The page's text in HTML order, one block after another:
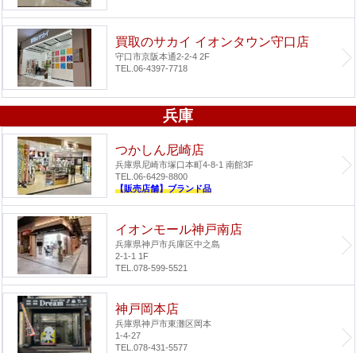
買取のサカイ イオンタウン守口店
守口市京阪本通2-2-4 2F
TEL.06-4397-7718
兵庫
つかしん尼崎店
兵庫県尼崎市塚口本町4-8-1 南館3F
TEL.06-6429-8800
【販売店舗】ブランド品
イオンモール神戸南店
兵庫県神戸市兵庫区中之島
2-1-1 1F
TEL.078-599-5521
神戸岡本店
兵庫県神戸市東灘区岡本
1-4-27
TEL.078-431-5577